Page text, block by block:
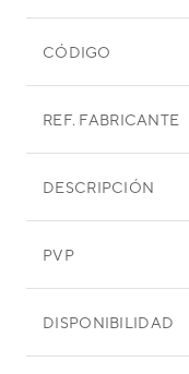
CÓDIGO
REF. FABRICANTE
DESCRIPCIÓN
PVP
DISPONIBILIDAD